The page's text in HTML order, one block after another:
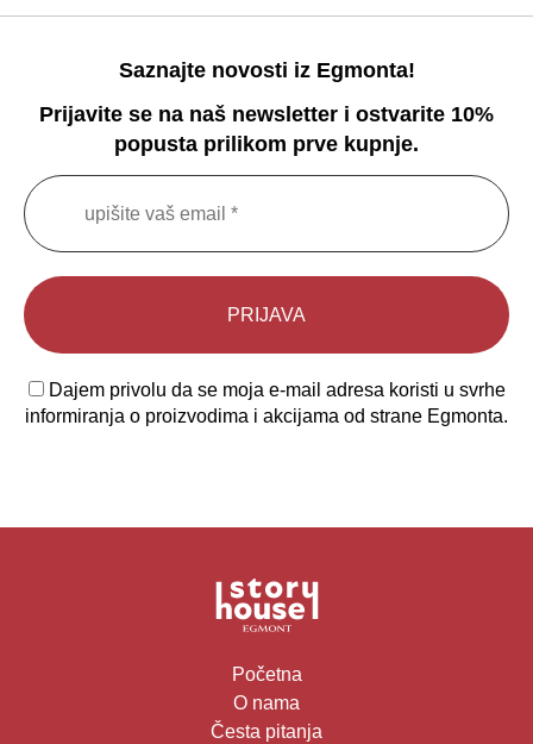
Saznajte novosti iz Egmonta!
Prijavite se na naš newsletter i ostvarite 10%
popusta prilikom prve kupnje.
Dajem privolu da se moja e-mail adresa koristi u svrhe
informiranja o proizvodima i akcijama od strane Egmonta.
Početna
O nama
Česta pitanja